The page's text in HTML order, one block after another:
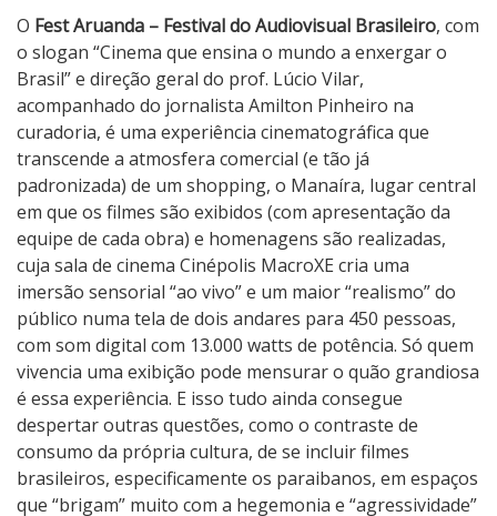
O Fest Aruanda – Festival do Audiovisual Brasileiro, com
o slogan “Cinema que ensina o mundo a enxergar o
Brasil” e direção geral do prof. Lúcio Vilar,
acompanhado do jornalista Amilton Pinheiro na
curadoria, é uma experiência cinematográfica que
transcende a atmosfera comercial (e tão já
padronizada) de um shopping, o Manaíra, lugar central
em que os filmes são exibidos (com apresentação da
equipe de cada obra) e homenagens são realizadas,
cuja sala de cinema Cinépolis MacroXE cria uma
imersão sensorial “ao vivo” e um maior “realismo” do
público numa tela de dois andares para 450 pessoas,
com som digital com 13.000 watts de potência. Só quem
vivencia uma exibição pode mensurar o quão grandiosa
é essa experiência. E isso tudo ainda consegue
despertar outras questões, como o contraste de
consumo da própria cultura, de se incluir filmes
brasileiros, especificamente os paraibanos, em espaços
que “brigam” muito com a hegemonia e “agressividade”